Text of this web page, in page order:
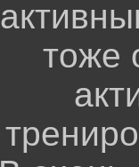
тоже